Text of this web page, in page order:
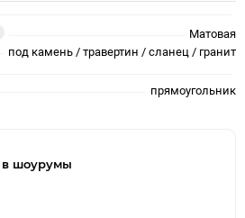
Матовая
под камень / травертин / сланец / гранит
прямоугольник
в шоурумы